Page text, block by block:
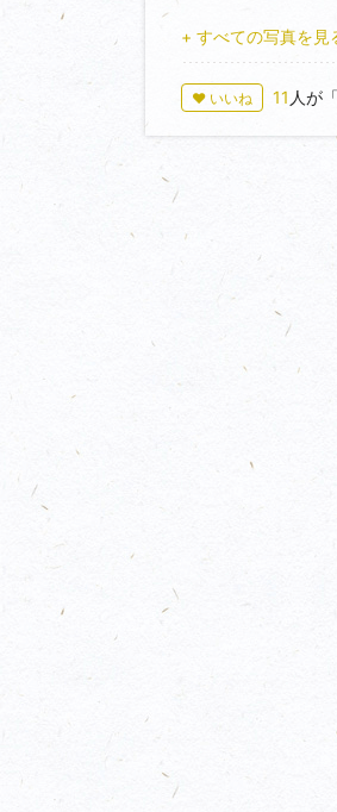
黒門からしばらく進
現存天守だけあっ
薄暗い雰囲気が歴
城を出て古地図を
に使われている井
そして太い通りか
街歩きしていて美
+ すべての写真を見
♥ いいね 11 人が